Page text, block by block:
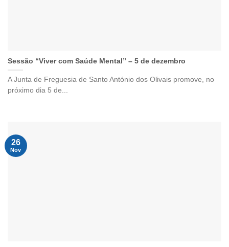
Sessão “Viver com Saúde Mental” – 5 de dezembro
A Junta de Freguesia de Santo António dos Olivais promove, no
próximo dia 5 de...
26
Nov